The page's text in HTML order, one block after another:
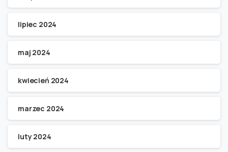
lipiec 2024
maj 2024
kwiecień 2024
marzec 2024
luty 2024